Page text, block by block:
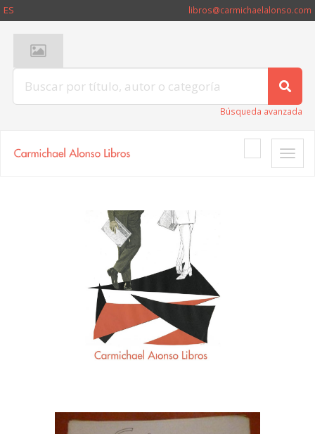
ES libros@carmichaelalonso.com
Búsqueda avanzada
Toggle